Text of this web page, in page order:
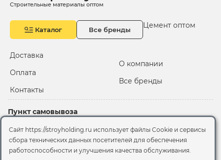
Строительные материалы оптом
Каталог Все бренды Цемент оптом
Доставка
Оплата
Контакты
О компании
Все бренды
Пункт самовывоза
2-й Иртышский проезд,
территория 2А стр.3
Сайт https://stroyholding.ru использует файлы Cookie и сервисы
сбора технических данных посетителей для обеспечения
работоспособности и улучшения качества обслуживания.